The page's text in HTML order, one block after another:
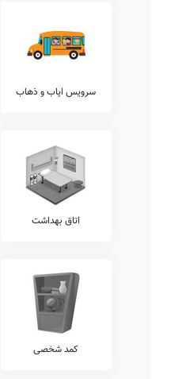
آکادمی زبان
وجود آکادمی های زبان متمایز
نقطه قوت مهمی برای مدارس
اغلب مدارس کشور در کنار
در راستای تقویت توان علمی و
نظیر خدمات برگزاری اردوهای
کلاس های آنلاین آموزشی،
مدرسه)، ارتباط مستمر مشاوران
در این میان خدمات متنوع دیگری
کادر آموزشی، و... قابل ارائه می
شما می توانید جهت کسب اطلاع
مدیریت دبستان آزادی، ارتباط
آزمون هماهنگ
اطلاع دارید که برخی از
سرویس ایاب و ذهاب
اتاق بهداشت
کمد شخصی